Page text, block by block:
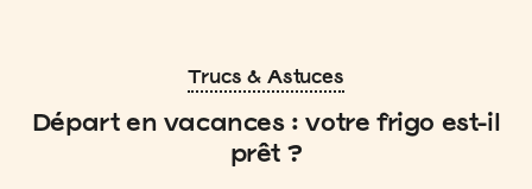
Trucs & Astuces
Départ en vacances : votre frigo est-il
prêt ?